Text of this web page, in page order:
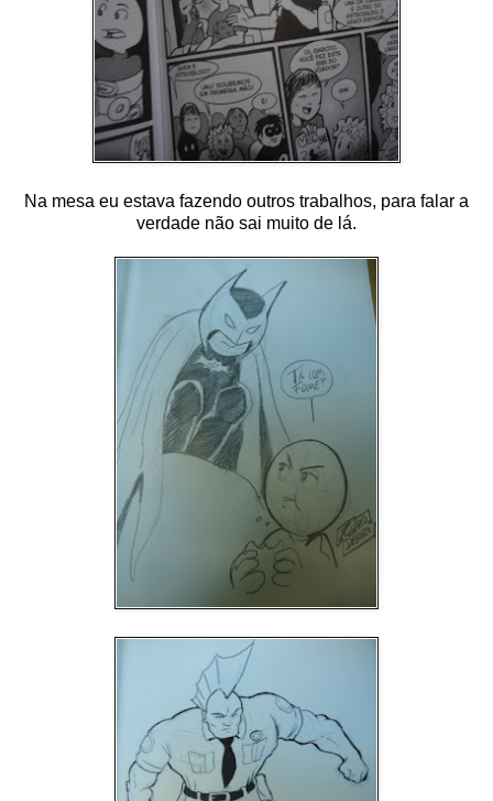
Na mesa eu estava fazendo outros trabalhos, para falar a
verdade não sai muito de lá.